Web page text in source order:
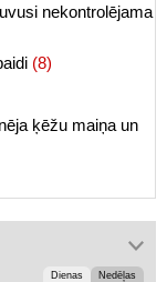
nekontrolējama
(8)
ķēžu maiņa un
Dienas Nedēļas